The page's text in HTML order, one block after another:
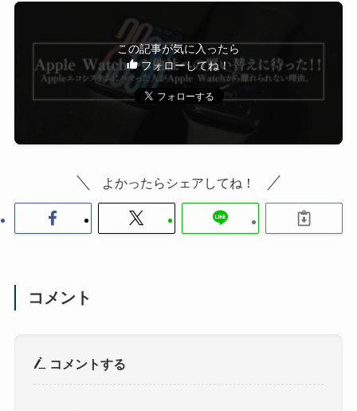
この記事が気に入ったら
フォローしてね！
よかったらシェアしてね！
コメント
コメントする